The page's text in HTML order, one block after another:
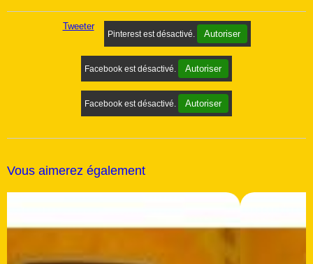
Tweeter
Pinterest est désactivé. Autoriser
Facebook est désactivé. Autoriser
Facebook est désactivé. Autoriser
Vous aimerez également